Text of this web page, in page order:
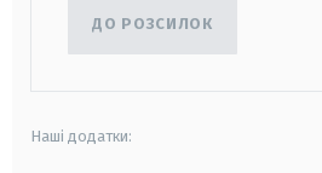
ДО РОЗСИЛОК
Наші додатки: